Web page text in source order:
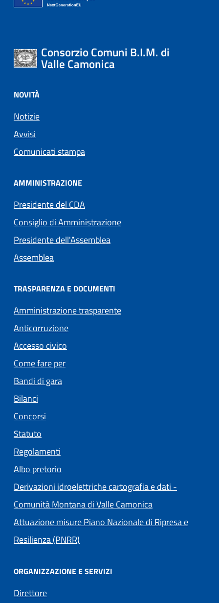
Consorzio Comuni B.I.M. di
Valle Camonica
NOVITÀ
Notizie
Avvisi
Comunicati stampa
AMMINISTRAZIONE
Presidente del CDA
Consiglio di Amministrazione
Presidente dell'Assemblea
Assemblea
TRASPARENZA E DOCUMENTI
Amministrazione trasparente
Anticorruzione
Accesso civico
Come fare per
Bandi di gara
Bilanci
Concorsi
Statuto
Regolamenti
Albo pretorio
Derivazioni idroelettriche cartografia e dati -
Comunità Montana di Valle Camonica
Attuazione misure Piano Nazionale di Ripresa e
Resilienza (PNRR)
ORGANIZZAZIONE E SERVIZI
Direttore